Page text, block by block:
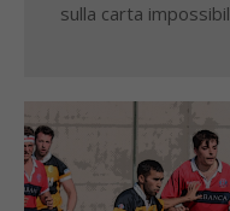
sulla carta